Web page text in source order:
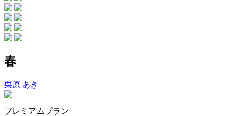
春
栗原 あき
プレミアムプラン